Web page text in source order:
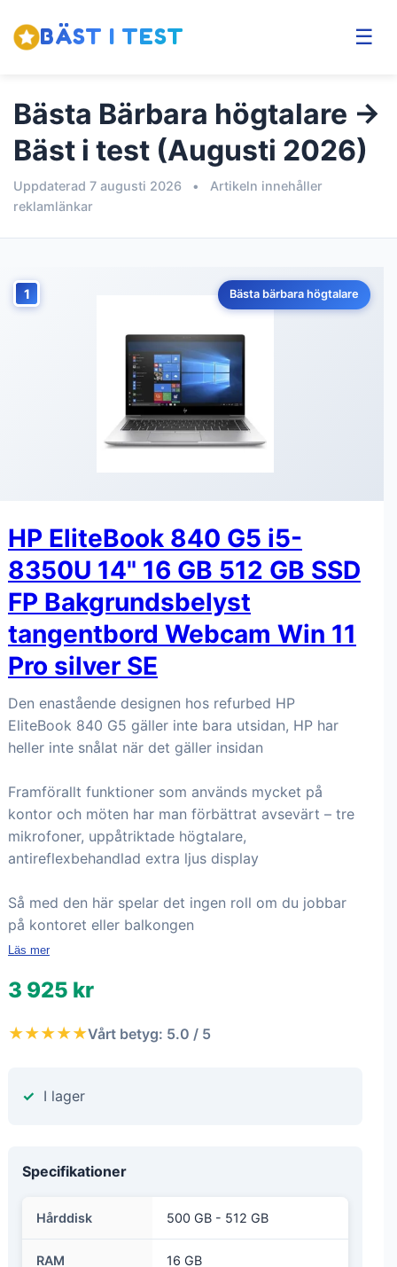
BÄST I TEST ☰
Bästa Bärbara högtalare →
Bäst i test (Augusti 2026)
Uppdaterad 7 augusti 2026 •
Artikeln innehåller
reklamlänkar
1 Bästa bärbara högtalare
HP EliteBook 840 G5 i5-
8350U 14" 16 GB 512 GB SSD
FP Bakgrundsbelyst
tangentbord Webcam Win 11
Pro silver SE
Den enastående designen hos refurbed HP
EliteBook 840 G5 gäller inte bara utsidan, HP har
heller inte snålat när det gäller insidan
Framförallt funktioner som används mycket på
kontor och möten har man förbättrat avsevärt – tre
mikrofoner, uppåtriktade högtalare,
antireflexbehandlad extra ljus display
Så med den här spelar det ingen roll om du jobbar
på kontoret eller balkongen
Läs mer
3 925 kr
★★★★★Vårt betyg: 5.0 / 5
I lager
Specifikationer
Hårddisk 500 GB - 512 GB
RAM 16 GB